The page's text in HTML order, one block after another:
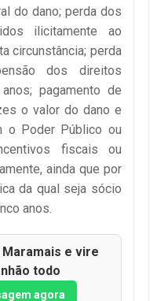
do dano; perda dos
ilicitamente ao
circunstância; perda
dos direitos
pagamento de
o valor do dano e
o Poder Público ou
fiscais ou
ainda que por
da qual seja sócio
anos.
e vire
todo
agora